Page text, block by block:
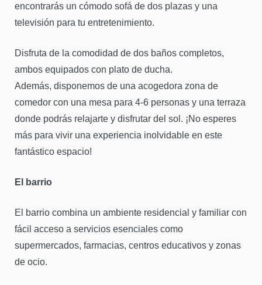
encontrarás un cómodo sofá de dos plazas y una
televisión para tu entretenimiento.
Disfruta de la comodidad de dos baños completos,
ambos equipados con plato de ducha.
Además, disponemos de una acogedora zona de
comedor con una mesa para 4-6 personas y una terraza
donde podrás relajarte y disfrutar del sol. ¡No esperes
más para vivir una experiencia inolvidable en este
fantástico espacio!
El barrio
El barrio combina un ambiente residencial y familiar con
fácil acceso a servicios esenciales como
supermercados, farmacias, centros educativos y zonas
de ocio.